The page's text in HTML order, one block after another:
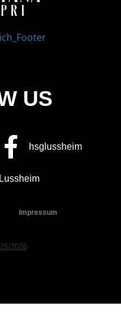
US
hsglussheim
Impressum
2026